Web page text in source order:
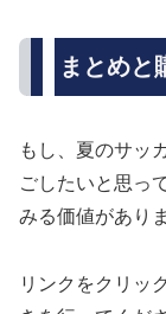
まとめと
もし、夏のサッ
ごしたいと思っ
みる価値があり
リンクをクリッ